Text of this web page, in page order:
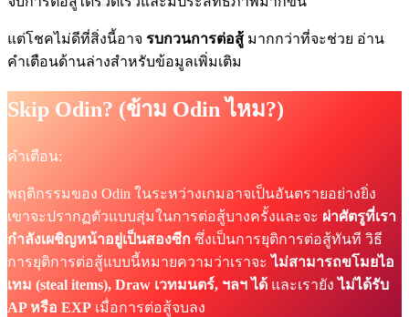
แต่โชคไม่ดีที่สิ่งนี้อาจ รบกวนการต่อสู้ มากกว่าที่จะช่วย อ่าน
คำเตือนด้านล่างสำหรับข้อมูลเพิ่มเติม
Skip Odin? (ข้าม Odin ไหม?)
คำเตือน:
พฤติกรรมของ Odin ในระหว่างเกมอาจเป็นอันตรายอย่างยิ่ง
เขาจะปรากฏตัวแบบสุ่มในการต่อสู้บางครั้งและจะ ผ่าศัตรูที่เรา
กำลังเผชิญหน้าอยู่เป็นสองซีก ซึ่งเป็นการยุติการต่อสู้ทันที วิธี
การยุติการต่อสู้แบบนี้หมายความว่าเราจะไม่สามารถขโมยไอ
เทม (steal items), Draw เวทมนตร์, ฯลฯ ได้ และเรายังไม่ได้รับ
AP หรือ EXP เมื่อการต่อสู้จบลง